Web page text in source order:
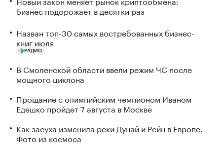
бизнес подорожает в десятки раз
Назван топ-30 самых востребованных бизнес-
книг июля
РАДИО
В Смоленской области ввели режим ЧС после
мощного циклона
Прощание с олимпийским чемпионом Иваном
Едешко пройдет 7 августа в Москве
Как засуха изменила реки Дунай и Рейн в Европе.
Фото из космоса